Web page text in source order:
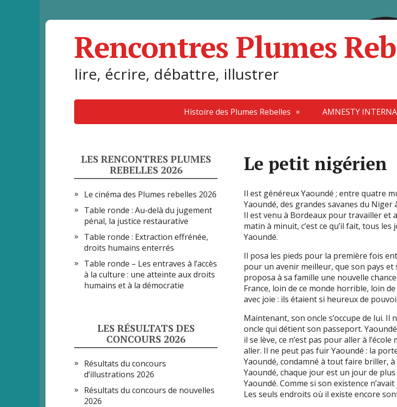
Rencontres Plumes
lire, écrire, débattre, illustrer
Histoire des Plumes Rebelles AMNESTY
Le petit nigérien
Il est généreux Yaoundé ; entre quatre
Yaoundé, des grandes savanes du Niger
Il est venu à Bordeaux pour travailler et
matin à minuit, c’est ce qu’il fait, tous les
Yaoundé.
Il posa les pieds pour la première fois
pour un avenir meilleur, que son pays
proposa à sa famille une nouvelle
France, loin de ce monde horrible, loin
avec joie : ils étaient si heureux de
Maintenant, son oncle s’occupe de lui. Il
oncle qui détient son passeport.
il se lève, ce n’est pas pour aller à
aller. Il ne peut pas fuir Yaoundé : la
Yaoundé, condamné à tout faire
Yaoundé, chaque jour est un jour de
Yaoundé. Comme si son existence
Les seuls endroits où il existe encore
LES RENCONTRES PLUMES
REBELLES 2026
Le cinéma des Plumes rebelles 2026
Table ronde : Au-delà du jugement
pénal, la justice restaurative
Table ronde : Extraction effrénée,
droits humains enterrés
Table ronde – Les entraves à l’accès
à la culture : une atteinte aux droits
humains et à la démocratie
LES RÉSULTATS DES
CONCOURS 2026
Résultats du concours
d’illustrations 2026
Résultats du concours de nouvelles
2026